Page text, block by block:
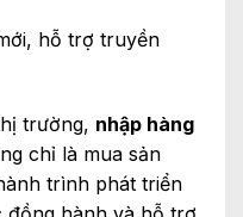
hỗ trợ truyền
trường, nhập hàng
chỉ là mua sản
trình phát triển